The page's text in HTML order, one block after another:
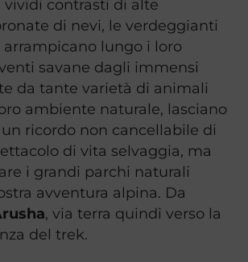
vividi contrasti di alte
di nevi, le verdeggianti
arrampicano lungo i loro
savane dagli immensi
da tante varietà di animali
ambiente naturale, lasciano
ricordo non cancellabile di
di vita selvaggia, ma
i grandi parchi naturali
avventura alpina. Da
, via terra quindi verso la
del trek.